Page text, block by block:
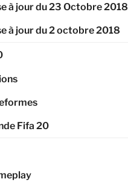
à jour du 23 Octobre 2018
à jour du 2 octobre 2018
Fifa 20